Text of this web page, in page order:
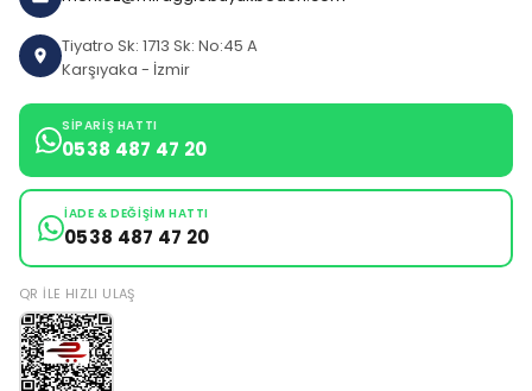
Tiyatro Sk: 1713 Sk: No:45 A
Karşıyaka - İzmir
SIPARIŞ HATTI
0538 487 47 20
İADE & DEĞIŞIM HATTI
0538 487 47 20
QR ILE HIZLI ULAŞ